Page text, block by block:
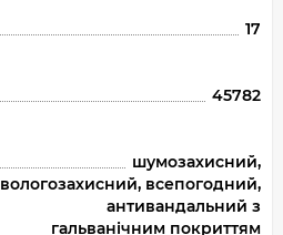
17
45782
шумозахисний,
вологозахисний, всепогодний,
антивандальний з
гальванічним покриттям